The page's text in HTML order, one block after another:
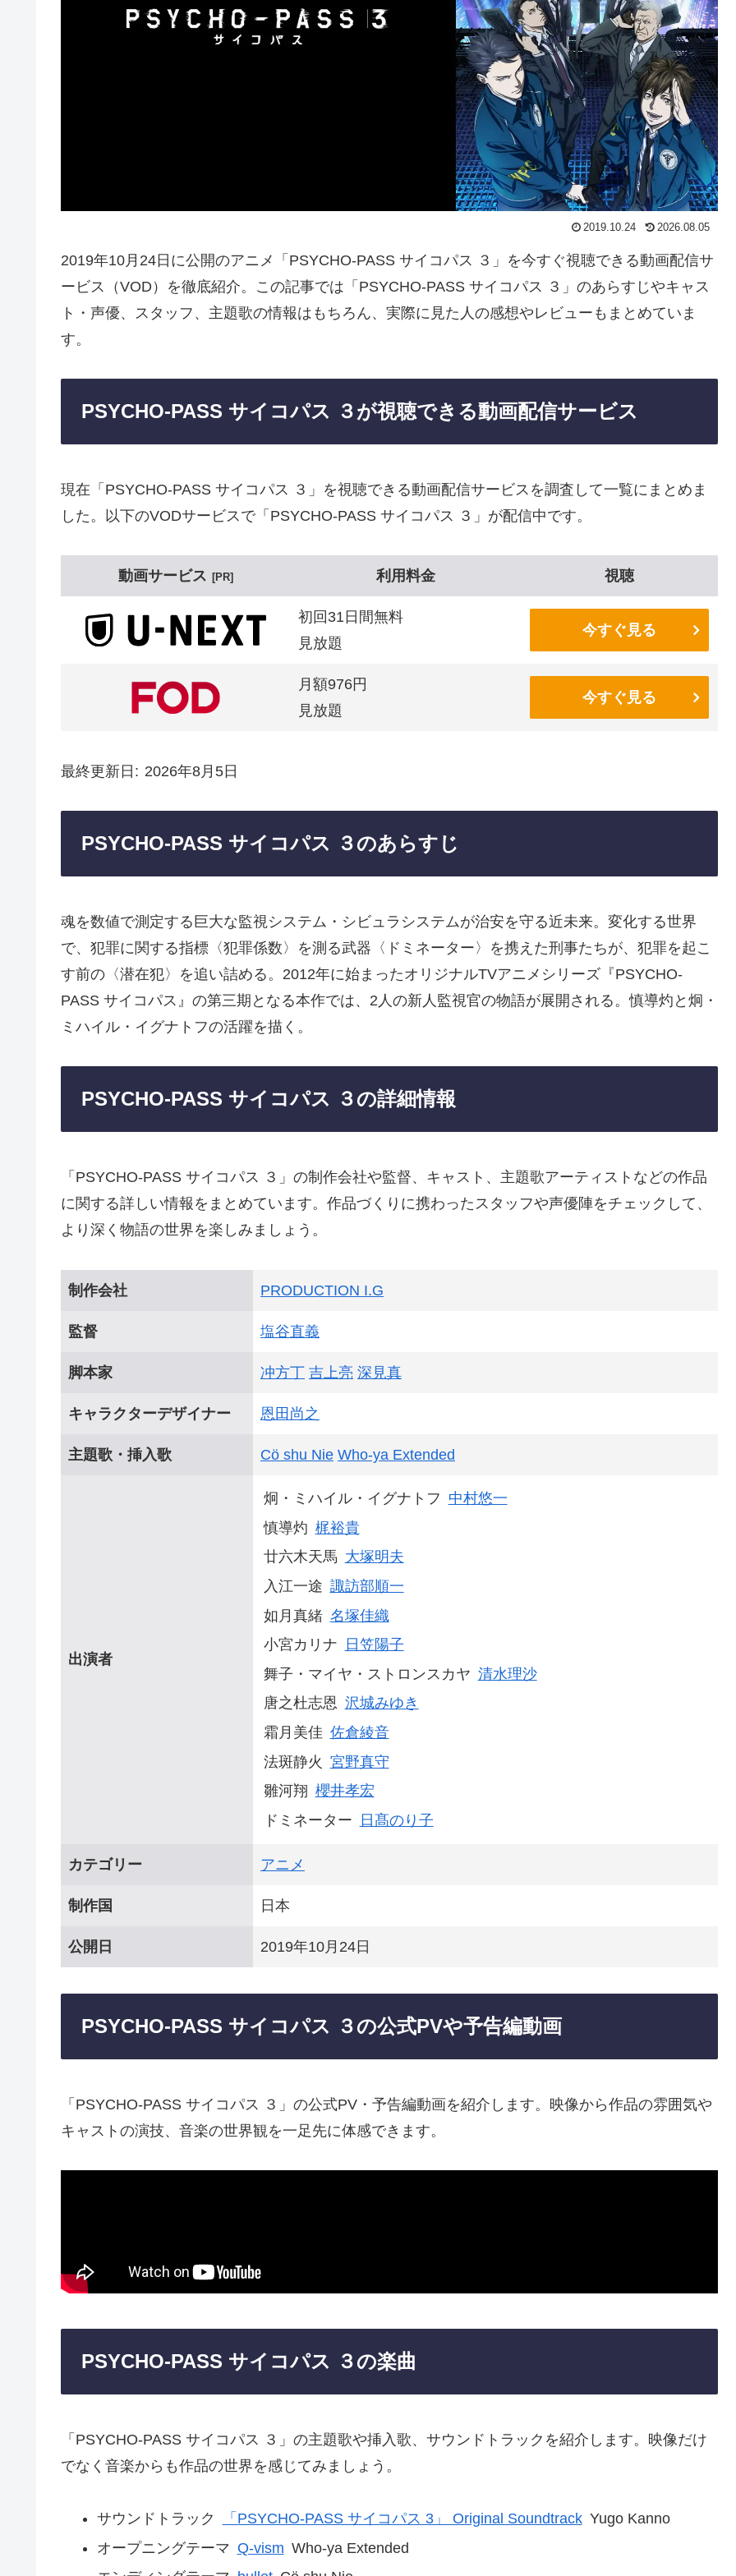
2019.10.24 2026.08.05
2019年10月24日に公開のアニメ「PSYCHO-PASS サイコパス ３」を今すぐ視聴できる動画配信サ
ービス（VOD）を徹底紹介。この記事では「PSYCHO-PASS サイコパス ３」のあらすじやキャス
ト・声優、スタッフ、主題歌の情報はもちろん、実際に見た人の感想やレビューもまとめていま
す。
PSYCHO-PASS サイコパス ３が視聴できる動画配信サービス
現在「PSYCHO-PASS サイコパス ３」を視聴できる動画配信サービスを調査して一覧にまとめま
した。以下のVODサービスで「PSYCHO-PASS サイコパス ３」が配信中です。
動画サービス PR 利用料金 視聴
初回31日間無料
見放題
今すぐ見る
月額976円
見放題
今すぐ見る
最終更新日 2026年8月5日
PSYCHO-PASS サイコパス ３のあらすじ
魂を数値で測定する巨大な監視システム・シビュラシステムが治安を守る近未来。変化する世界
で、犯罪に関する指標〈犯罪係数〉を測る武器〈ドミネーター〉を携えた刑事たちが、犯罪を起こ
す前の〈潜在犯〉を追い詰める。2012年に始まったオリジナルTVアニメシリーズ『PSYCHO-
PASS サイコパス』の第三期となる本作では、2人の新人監視官の物語が展開される。慎導灼と炯・
ミハイル・イグナトフの活躍を描く。
PSYCHO-PASS サイコパス ３の詳細情報
「PSYCHO-PASS サイコパス ３」の制作会社や監督、キャスト、主題歌アーティストなどの作品
に関する詳しい情報をまとめています。作品づくりに携わったスタッフや声優陣をチェックして、
より深く物語の世界を楽しみましょう。
制作会社 PRODUCTION I.G
監督 塩谷直義
脚本家 冲方丁 吉上亮 深見真
キャラクターデザイナー 恩田尚之
主題歌・挿入歌 Cö shu Nie Who-ya Extended
出演者
炯・ミハイル・イグナトフ 中村悠一
慎導灼 梶裕貴
廿六木天馬 大塚明夫
入江一途 諏訪部順一
如月真緒 名塚佳織
小宮カリナ
日笠陽子
舞子・マイヤ・ストロンスカヤ 清水理沙
唐之杜志恩 沢城みゆき
霜月美佳 佐倉綾音
法斑静火 宮野真守
雛河翔 櫻井孝宏
ドミネーター
日髙のり子
カテゴリー アニメ
制作国 日本
公開日 2019年10月24日
PSYCHO-PASS サイコパス ３の公式PVや予告編動画
「PSYCHO-PASS サイコパス ３」の公式PV・予告編動画を紹介します。映像から作品の雰囲気や
キャストの演技、音楽の世界観を一足先に体感できます。
PSYCHO-PASS サイコパス ３の楽曲
「PSYCHO-PASS サイコパス ３」の主題歌や挿入歌、サウンドトラックを紹介します。映像だけ
でなく音楽からも作品の世界を感じてみましょう。
サウンドトラック 「PSYCHO-PASS サイコパス 3」 Original Soundtrack Yugo Kanno
オープニングテーマ Q-vism Who-ya Extended